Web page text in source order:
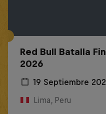
Red Bull Batalla
2026
19 Septiembre
Lima, Peru